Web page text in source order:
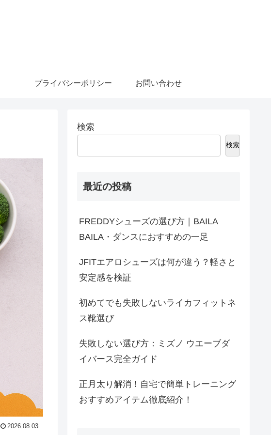
プライバシーポリシー お問い合わせ
2026.08.03
検索
検索
最近の投稿
FREDDYシューズの選び方｜BAILA
BAILA・ダンスにおすすめの一足
JFITエアロシューズは何が違う？軽さと
安定感を検証
初めてでも失敗しないライカフィットネ
ス靴選び
失敗しない選び方：ミズノ ウエーブダ
イバース完全ガイド
正月太り解消！自宅で簡単トレーニング
おすすめアイテム徹底紹介！